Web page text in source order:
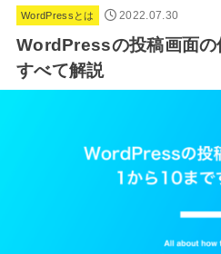
WordPressとは 2022.07.30
WordPressの投稿画面
すべて解説